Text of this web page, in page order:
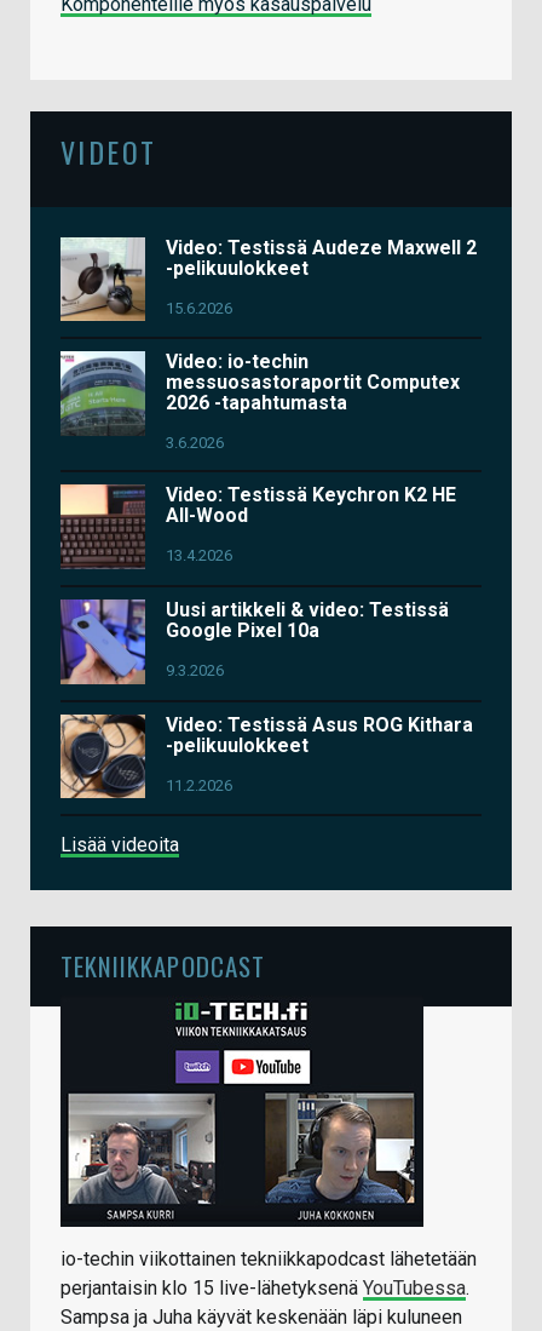
VIDEOT
Video: Testissä Audeze Maxwell 2
-pelikuulokkeet
15.6.2026
Video: io-techin
messuosastoraportit Computex
2026 -tapahtumasta
3.6.2026
Video: Testissä Keychron K2 HE
All-Wood
13.4.2026
Uusi artikkeli & video: Testissä
Google Pixel 10a
9.3.2026
Video: Testissä Asus ROG Kithara
-pelikuulokkeet
11.2.2026
Lisää videoita
TEKNIIKKAPODCAST
io-techin viikottainen tekniikkapodcast lähetetään
perjantaisin klo 15 live-lähetyksenä YouTubessa.
Sampsa ja Juha käyvät keskenään läpi kuluneen